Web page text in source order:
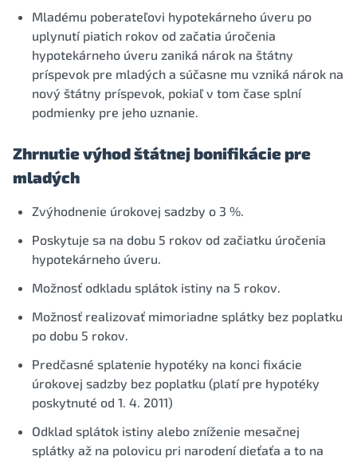
Mladému poberateľovi hypotekárneho úveru po
uplynutí piatich rokov od začatia úročenia
hypotekárneho úveru zaniká nárok na štátny
príspevok pre mladých a súčasne mu vzniká nárok na
nový štátny príspevok, pokiaľ v tom čase splní
podmienky pre jeho uznanie.
Zhrnutie výhod štátnej bonifikácie pre
mladých
Zvýhodnenie úrokovej sadzby o 3 %.
Poskytuje sa na dobu 5 rokov od začiatku úročenia
hypotekárneho úveru.
Možnosť odkladu splátok istiny na 5 rokov.
Možnosť realizovať mimoriadne splátky bez poplatku
po dobu 5 rokov.
Predčasné splatenie hypotéky na konci fixácie
úrokovej sadzby bez poplatku (platí pre hypotéky
poskytnuté od 1. 4. 2011)
Odklad splátok istiny alebo zníženie mesačnej
splátky až na polovicu pri narodení dieťaťa a to na